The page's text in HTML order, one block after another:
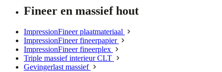
Fineer en massief hout
ImpressionFineer plaatmateriaal
ImpressionFineer fineerpapier
ImpressionFineer fineerplex
Triple massief interieur CLT
Gevingerlast massief